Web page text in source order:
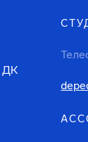
ДК